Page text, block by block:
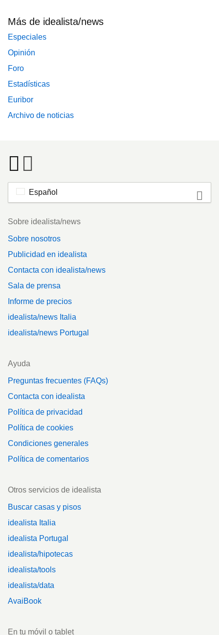
Más de idealista/news
Especiales
Opinión
Foro
Estadísticas
Euribor
Archivo de noticias
Español
Footer
Sobre idealista/news
Sobre nosotros
Publicidad en idealista
Contacta con idealista/news
Sala de prensa
Informe de precios
idealista/news Italia
idealista/news Portugal
Ayuda
Preguntas frecuentes (FAQs)
Contacta con idealista
Política de privacidad
Política de cookies
Condiciones generales
Política de comentarios
Otros servicios de idealista
Buscar casas y pisos
idealista Italia
idealista Portugal
idealista/hipotecas
idealista/tools
idealista/data
AvaiBook
En tu móvil o tablet